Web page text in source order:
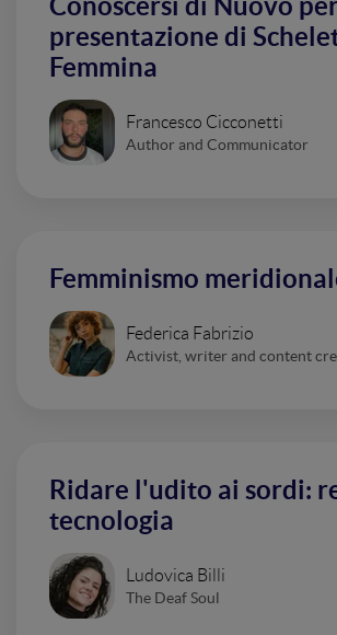
Conoscersi di Nuovo
presentazione di
Femmina
Francesco Cicconetti
Author and Communicator
Femminismo
Federica Fabrizio
Activist, writer and content
Ridare l'udito ai sordi:
tecnologia
Ludovica Billi
The Deaf Soul